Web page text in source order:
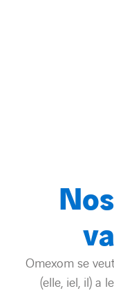
Omexom se
(elle, iel, il) a